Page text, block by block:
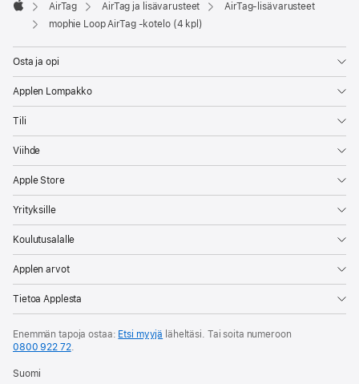
Apple
AirTag AirTag ja lisävarusteet
AirTag-lisävarusteet
mophie Loop AirTag ‑kotelo (4 kpl)
Osta ja opi
Applen Lompakko
Tili
Viihde
Apple Store
Yrityksille
Koulutusalalle
Applen arvot
Tietoa Applesta
Enemmän tapoja ostaa: Etsi myyjä läheltäsi. Tai soita numeroon
0800 922 72.
Suomi